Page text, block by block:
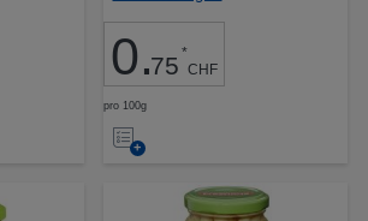
0.75 *
CHF
pro 100g
Auf
Merkliste